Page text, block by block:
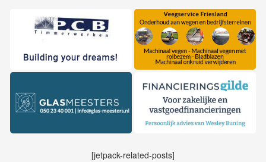
[jetpack-related-posts]